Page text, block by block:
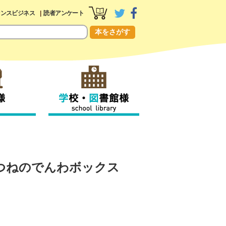
スビジネス 読者アンケート
本をさがす
のでんわボックス